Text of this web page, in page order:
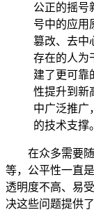
公正的摇号
号中的应用
篡改、去中
存在的人为
建了更可靠
性提升到新
中广泛推广
的技术支撑。
在众多需要
等，公平性一直
透明度不高、易
决这些问题提供